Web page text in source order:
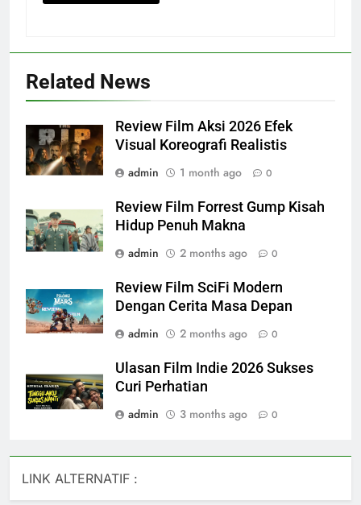
Related News
Review Film Aksi 2026 Efek
Visual Koreografi Realistis
admin
1 month ago 0
Review Film Forrest Gump Kisah
Hidup Penuh Makna
admin
2 months ago 0
Review Film SciFi Modern
Dengan Cerita Masa Depan
admin
2 months ago 0
Ulasan Film Indie 2026 Sukses
Curi Perhatian
admin
3 months ago 0
LINK ALTERNATIF :